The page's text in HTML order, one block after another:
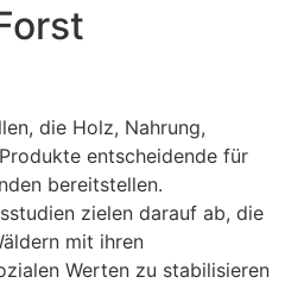
die Holz, Nahrung,
entscheidende für
bereitstellen.
zielen darauf ab, die
mit ihren
Werten zu stabilisieren